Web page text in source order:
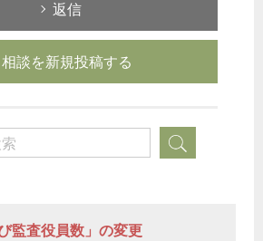
返信
相談を新規投稿する
監査役員数」の変更